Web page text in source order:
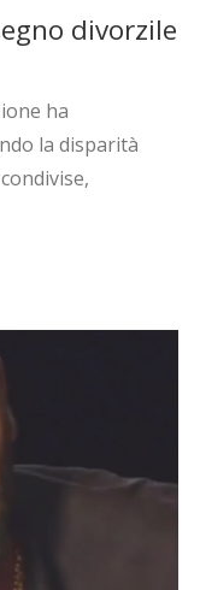
divorzile
ha
la disparità